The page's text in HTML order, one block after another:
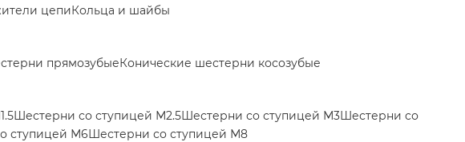
цепиКольца и шайбы
прямозубыеКонические шестерни косозубые
Шестерни со ступицей М2.5Шестерни со ступицей М3Шестерни со
ступицей М6Шестерни со ступицей М8